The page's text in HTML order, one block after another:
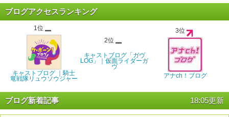
ブログアクセスランキング
1位
キャストブログ ｜騎士
竜戦隊リュウソウジャー
2位
キャストブログ「ガヴ
LOG」｜仮面ライダーガ
ヴ
3位
アナch！ブログ
ブログ新着記事 18:05更新